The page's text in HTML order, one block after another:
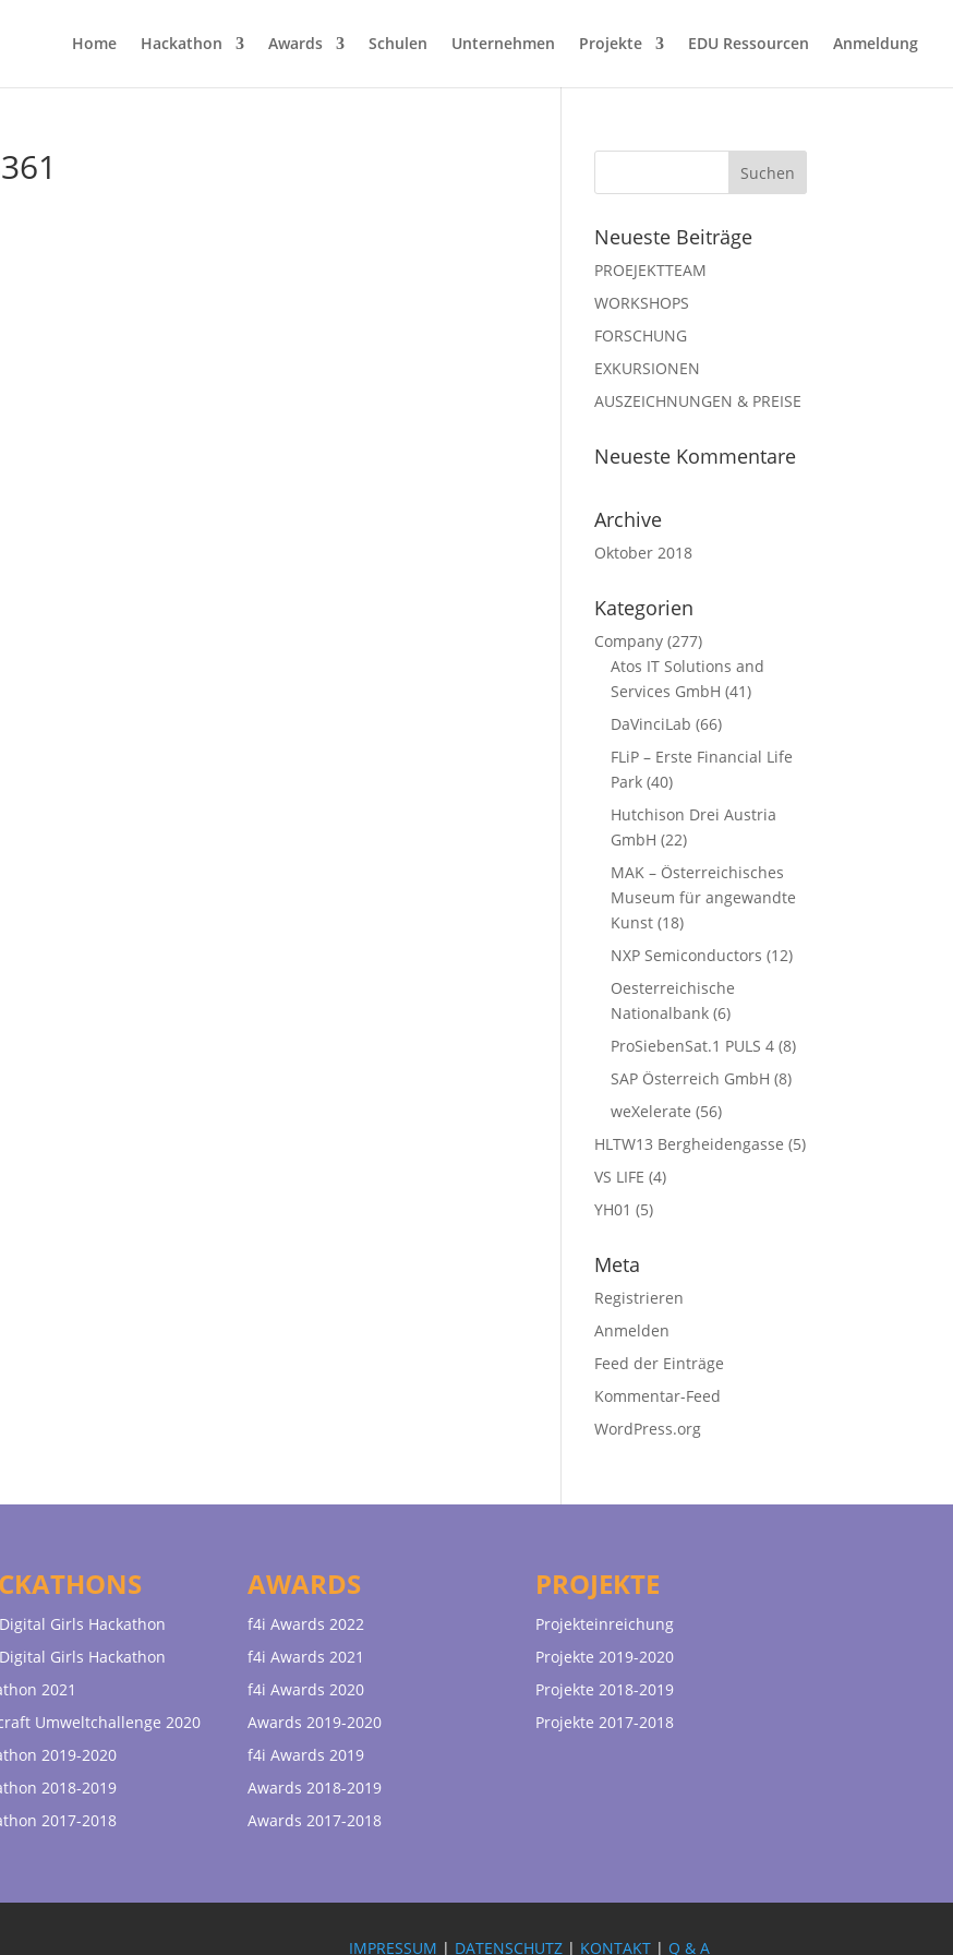
Home Hackathon Awards Schulen Unternehmen Projekte EDU Ressourcen Anmeldung
Neueste Beiträge
PROEJEKTTEAM
WORKSHOPS
FORSCHUNG
EXKURSIONEN
AUSZEICHNUNGEN & PREISE
Neueste Kommentare
Archive
Oktober 2018
Kategorien
Company (277)
Atos IT Solutions and
Services GmbH (41)
DaVinciLab (66)
FLiP – Erste Financial Life
Park (40)
Hutchison Drei Austria
GmbH (22)
MAK – Österreichisches
Museum für angewandte
Kunst (18)
NXP Semiconductors (12)
Oesterreichische
Nationalbank (6)
ProSiebenSat.1 PULS 4 (8)
SAP Österreich GmbH (8)
weXelerate (56)
HLTW13 Bergheidengasse (5)
VS LIFE (4)
YH01 (5)
Meta
Registrieren
Anmelden
Feed der Einträge
Kommentar-Feed
WordPress.org
Girls Hackathon
Girls Hackathon
2021
Umweltchallenge 2020
2019-2020
2018-2019
2017-2018
AWARDS
f4i Awards 2022
f4i Awards 2021
f4i Awards 2020
Awards 2019-2020
f4i Awards 2019
Awards 2018-2019
Awards 2017-2018
PROJEKTE
Projekteinreichung
Projekte 2019-2020
Projekte 2018-2019
Projekte 2017-2018
IMPRESSUM | DATENSCHUTZ | KONTAKT | Q & A